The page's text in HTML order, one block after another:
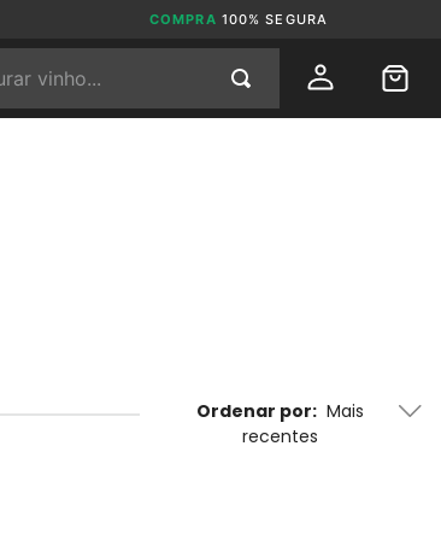
COMPRA 100% SEGURA
Ordenar por
Mais
recentes